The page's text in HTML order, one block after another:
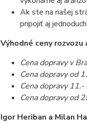
Ak ste na našej
pripojiť aj
Výhodné ceny
Cena dopravy v
Cena dopravy od
Cena dopravy
Cena dopravy od
Igor Heriban a Milan